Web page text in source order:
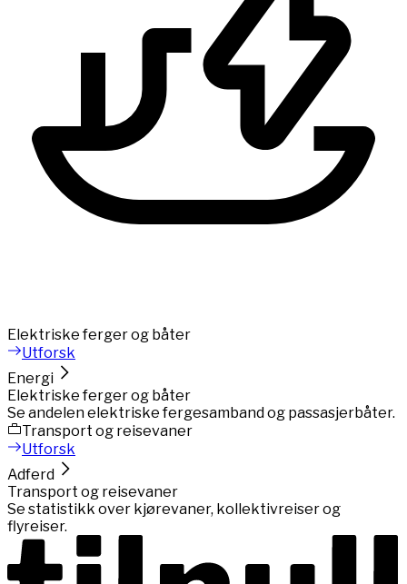
Elektriske ferger og båter
Utforsk
Energi
Elektriske ferger og båter
Se andelen elektriske fergesamband og passasjerbåter.
Transport og reisevaner
Utforsk
Adferd
Transport og reisevaner
Se statistikk over kjørevaner, kollektivreiser og
flyreiser.